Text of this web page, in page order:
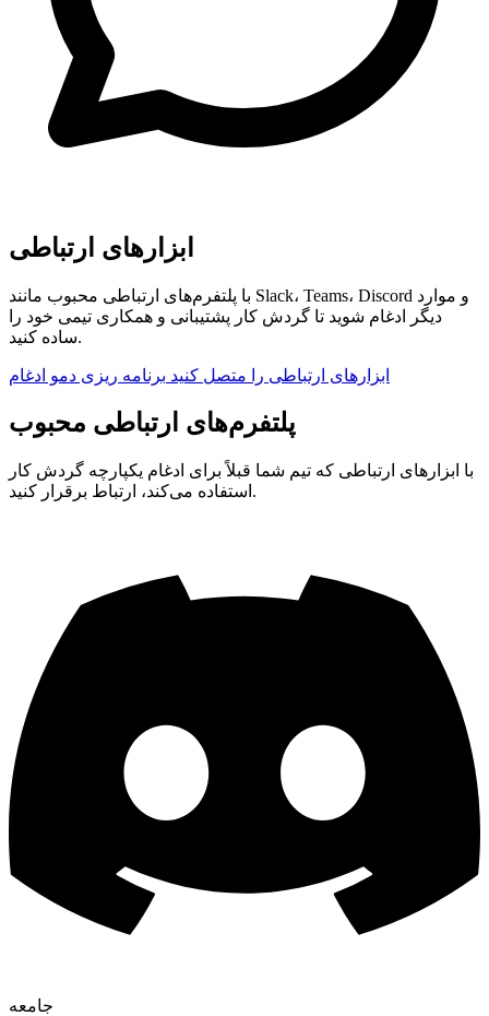
ابزارهای ارتباطی
با پلتفرم‌های ارتباطی محبوب مانند Slack، Teams، Discord و موارد
دیگر ادغام شوید تا گردش کار پشتیبانی و همکاری تیمی خود را
ساده کنید.
ابزارهای ارتباطی را متصل کنید برنامه ریزی دمو ادغام
پلتفرم‌های ارتباطی محبوب
با ابزارهای ارتباطی که تیم شما قبلاً برای ادغام یکپارچه گردش کار
استفاده می‌کند، ارتباط برقرار کنید.
جامعه